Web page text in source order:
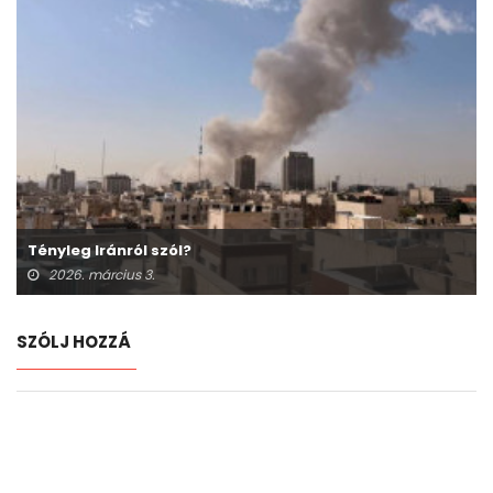
Tényleg Iránról szól?
2026. március 3.
SZÓLJ HOZZÁ